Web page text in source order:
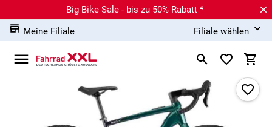
Big Bike Sale - bis zu 50% Rabatt ⁴
Meine Filiale
Filiale wählen